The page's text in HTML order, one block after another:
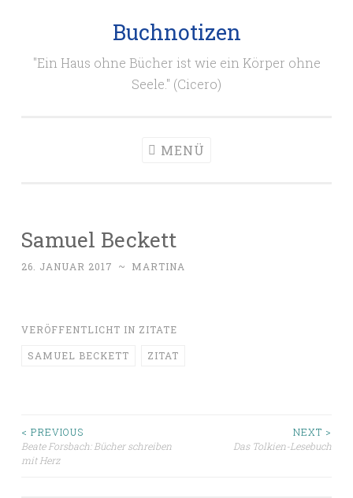
Buchnotizen
"Ein Haus ohne Bücher ist wie ein Körper ohne
Seele." (Cicero)
MENÜ
Samuel Beckett
26. JANUAR 2017 ~ MARTINA
VERÖFFENTLICHT IN ZITATE
SAMUEL BECKETT ZITAT
Beitragsnavigation
< PREVIOUS
Beate Forsbach: Bücher schreiben
mit Herz
NEXT >
Das Tolkien-Lesebuch